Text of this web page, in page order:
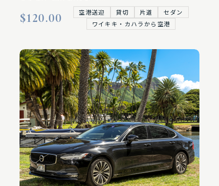
$120.00 空港送迎 貸切 片道
セダン
ワイキキ・カハラから空港